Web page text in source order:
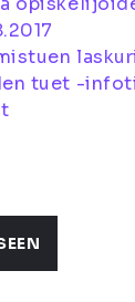
laskuri
tuet -